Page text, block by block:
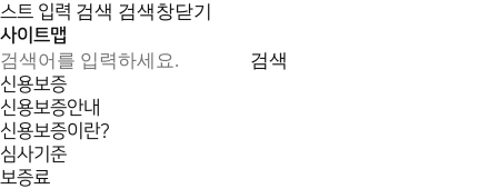
스트 입력 검색 검색창닫기
사이트맵
검색
신용보증
신용보증안내
신용보증이란?
심사기준
보증료